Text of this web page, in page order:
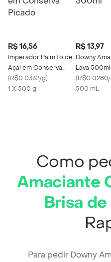
R$ 16,56
Imperador Palmito de
Açaí em Conserva
Picado
(R$0.0332/g)
1 X 500 g
R$ 13,97
Downy
Lava 500ml
(R$0.0280/
500 mL
Como
Amaciante
Brisa
Para pedir Downy